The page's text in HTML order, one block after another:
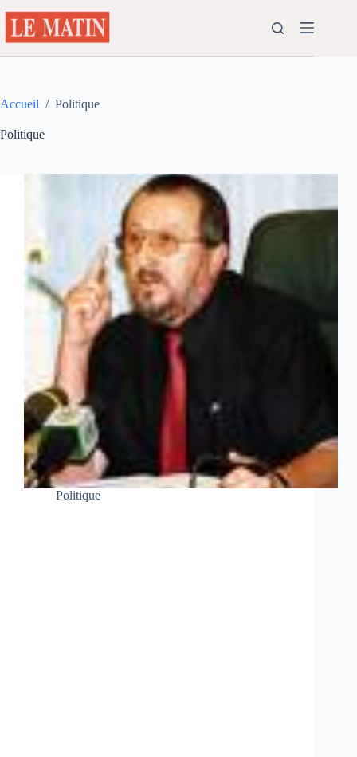
au
contenu
Accueil / Politique
Politique
Politique